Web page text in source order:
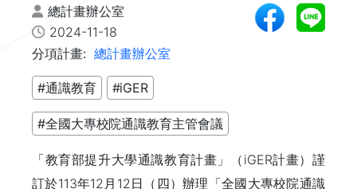
總計畫辦公室
2024-11-18
分項計畫: 總計畫辦公室
#通識教育 #iGER
#全國大專校院通識教育主管會議
「教育部提升大學通識教育計畫」（iGER計畫）謹
訂於113年12月12日（四）辦理「全國大專校院通識